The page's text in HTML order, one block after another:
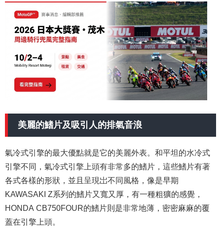
美麗的鰭片及吸引人的排氣音浪
氣冷式引擎的最大優點就是它的美麗外表。和平坦的水冷式
引擎不同，氣冷式引擎上頭有非常多的鰭片，這些鰭片有著
各式各樣的形狀，並且呈現岀不同風格，像是早期
KAWASAKI Z系列的鰭片又寬又厚，有一種粗獷的感覺，
HONDA CB750FOUR的鰭片則是非常地薄，密密麻麻的覆
蓋在引擎上頭。